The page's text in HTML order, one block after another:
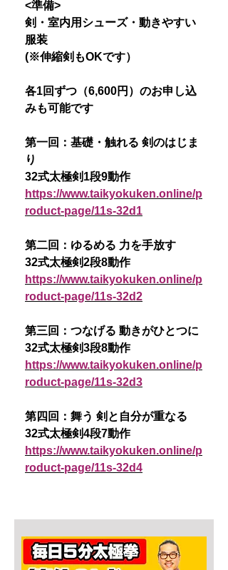
<準備>
剣・室内用シューズ・動きやすい
服装
(※伸縮剣もOKです）
各1回ずつ（6,600円）のお申し込
みも可能です
第一回：基礎・触れる 剣のはじま
り
32式太極剣1段9動作
https://www.taikyokuken.online/p
roduct-page/11s-32d1
第二回：ゆるめる 力を手放す
32式太極剣2段8動作
https://www.taikyokuken.online/p
roduct-page/11s-32d2
第三回：つなげる 動きがひとつに
32式太極剣3段8動作
https://www.taikyokuken.online/p
roduct-page/11s-32d3
第四回：舞う 剣と自分が重なる
32式太極剣4段7動作
https://www.taikyokuken.online/p
roduct-page/11s-32d4